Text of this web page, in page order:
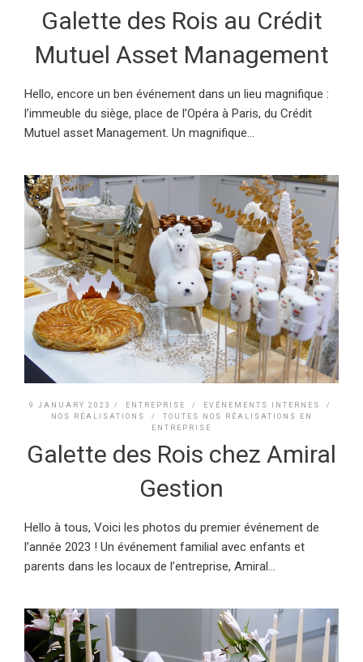
Galette des Rois au Crédit
Mutuel Asset Management
Hello, encore un ben événement dans un lieu magnifique :
l’immeuble du siège, place de l’Opéra à Paris, du Crédit
Mutuel asset Management. Un magnifique...
9 JANUARY 2023 / ENTREPRISE / EVÉNEMENTS INTERNES
/
NOS RÉALISATIONS
/ TOUTES NOS RÉALISATIONS EN
ENTREPRISE
Galette des Rois chez Amiral
Gestion
Hello à tous, Voici les photos du premier événement de
l’année 2023 ! Un événement familial avec enfants et
parents dans les locaux de l’entreprise, Amiral...